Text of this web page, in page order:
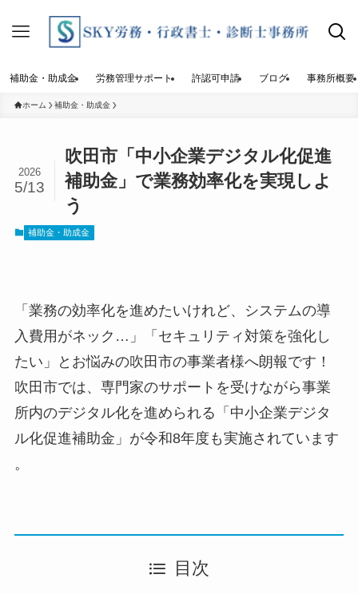
補助金・助成金 労務管理サポート 許認可申請 ブログ 事務所概要
ホーム 補助金・助成金
吹田市「中小企業デジタル化促進
補助金」で業務効率化を実現しよ
う
2026
5/13
補助金・助成金
「業務の効率化を進めたいけれど、システムの導
入費用がネック…」「セキュリティ対策を強化し
たい」とお悩みの吹田市の事業者様へ朗報です！
吹田市では、専門家のサポートを受けながら事業
所内のデジタル化を進められる「中小企業デジタ
ル化促進補助金」が令和8年度も実施されています
。
目次